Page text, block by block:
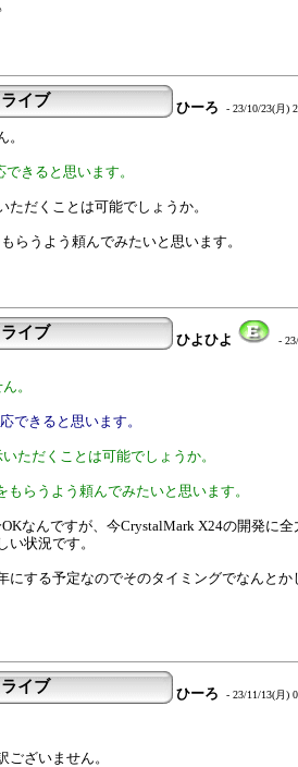
イブ ひーろ - 23/10/23(月)
きると思います。
だくことは可能でしょうか。
らうよう頼んでみたいと思います。
イブ ひよひよ -
。
できると思います。
ただくことは可能でしょうか。
らうよう頼んでみたいと思います。
なんですが、今CrystalMark X24の開発に全
状況です。
にする予定なのでそのタイミングでなんとか
イブ ひーろ - 23/11/13(月)
ざいません。